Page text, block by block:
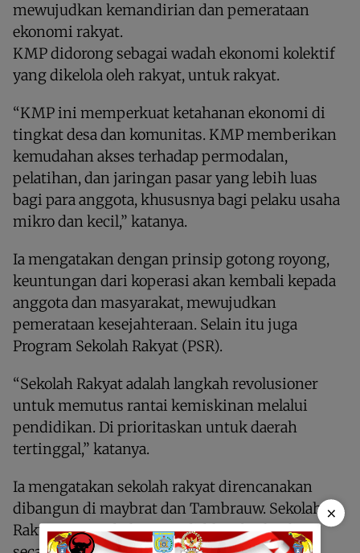
mewujudkan kemandirian dan pemerataan
ekonomi rakyat.
KMP didorong sebagai wadah ekonomi kolektif
yang dikelola oleh rakyat, untuk rakyat.
“KMP ini memperkuat ketahanan ekonomi di
tingkat desa dan komunitas. KMP memberikan
kemudahan akses terhadap permodalan,
pelatihan, dan jaringan pasar yang lebih luas
bagi para anggota, khususnya bagi pelaku usaha
mikro dan kecil,” katanya.
Ia mengatakan dengan prinsip gotong royong,
keuntungan dari koperasi akan kembali kepada
anggota dan masyarakat, mewujudkan
pemerataan kesejahteraan. Selain itu juga
Program Sekolah Rakyat (PSR).
“Sekolah Rakyat adalah langkah revolusioner
untuk memutus rantai kemiskinan melalui
pendidikan. Di prioritaskan untuk daerah
tertinggal,” katanya.
Ia mengatakan sekolah rakyat direncanakan
dibangun di maybrat dan Tambrauw. Sekolah
Rakyat menyediakan pendidikan berkualitas
×